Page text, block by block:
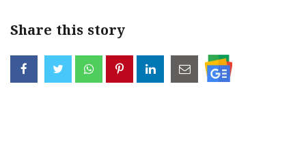
Share this story